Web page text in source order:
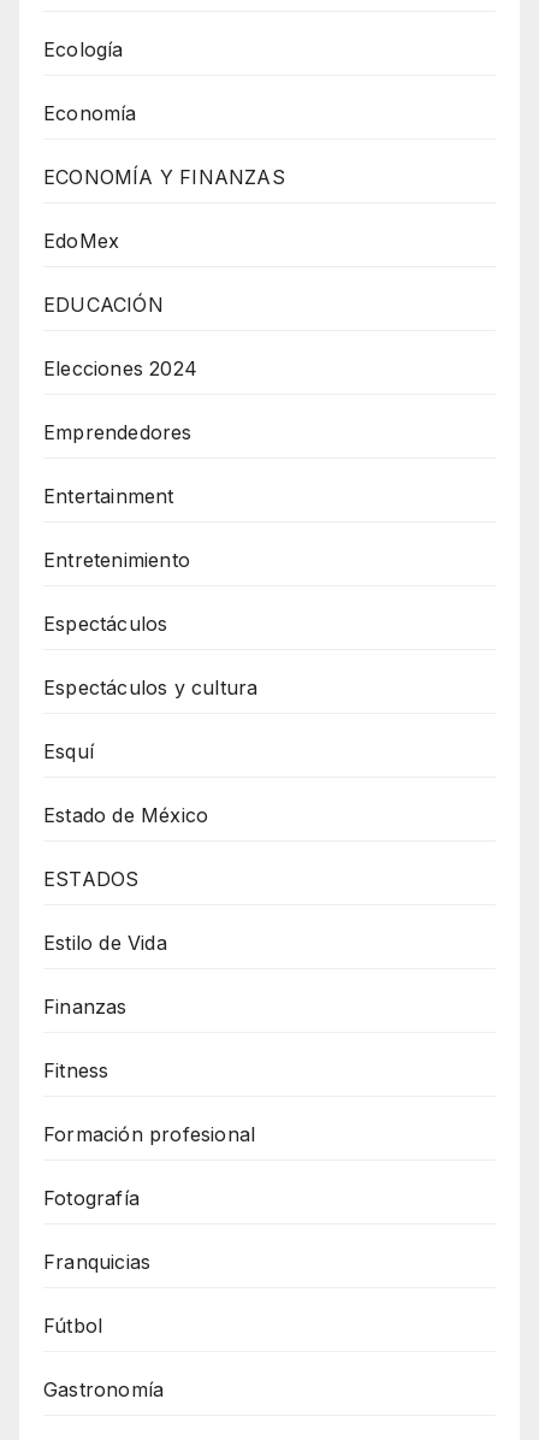
Ecología
Economía
ECONOMÍA Y FINANZAS
EdoMex
EDUCACIÓN
Elecciones 2024
Emprendedores
Entertainment
Entretenimiento
Espectáculos
Espectáculos y cultura
Esquí
Estado de México
ESTADOS
Estilo de Vida
Finanzas
Fitness
Formación profesional
Fotografía
Franquicias
Fútbol
Gastronomía